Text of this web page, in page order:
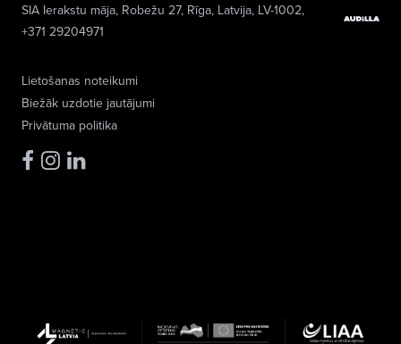
Lietošanas noteikumi
Biežāk uzdotie jautājumi
Privātuma politika
SIA Ierakstu māja, Robežu 27, Rīga, Latvija, LV-1002,
+371 29204971